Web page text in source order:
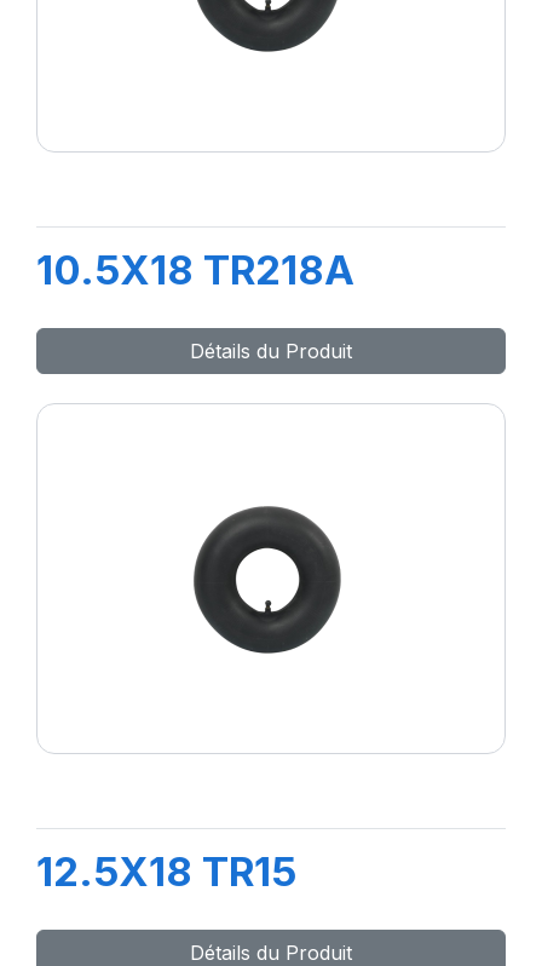
10.5X18 TR218A
Détails du Produit
12.5X18 TR15
Détails du Produit